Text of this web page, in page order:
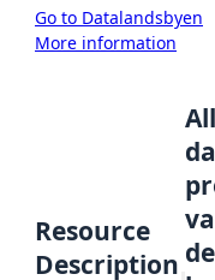
Go to Datalandsbyen
More information
Resource
Description